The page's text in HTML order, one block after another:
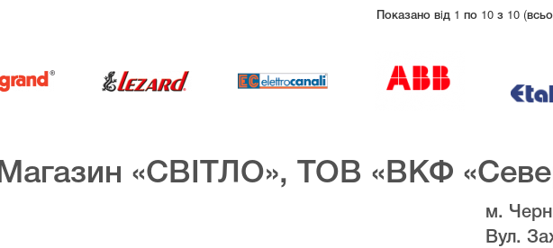
Показано вiд 1 по 10 з 10
Магазин «СВІТЛО», ТОВ «ВКФ
м.
Вул.